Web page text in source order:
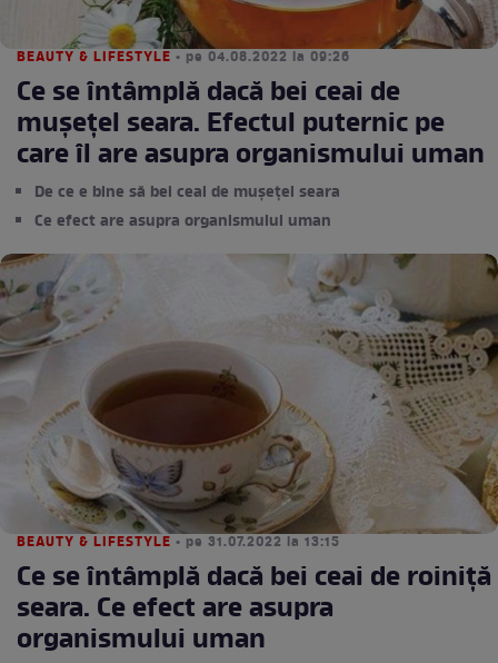
BEAUTY & LIFESTYLE • pe 04.08.2022 la 09:26
Ce se întâmplă dacă bei ceai de
mușețel seara. Efectul puternic pe
care îl are asupra organismului uman
De ce e bine să bei ceai de mușețel seara
Ce efect are asupra organismului uman
BEAUTY & LIFESTYLE • pe 31.07.2022 la 13:15
Ce se întâmplă dacă bei ceai de roiniță
seara. Ce efect are asupra
organismului uman